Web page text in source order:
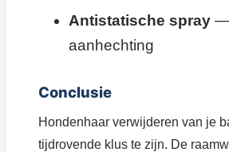
Antistatische spray —
aanhechting
Conclusie
Hondenhaar verwijderen van je
tijdrovende klus te zijn. De